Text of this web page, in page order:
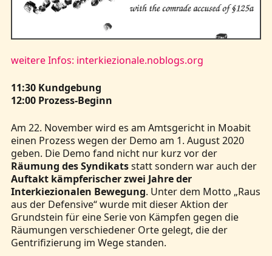
weitere Infos: interkiezionale.noblogs.org
11:30 Kundgebung
12:00 Prozess-Beginn
Am 22. November wird es am Amtsgericht in Moabit
einen Prozess wegen der Demo am 1. August 2020
geben. Die Demo fand nicht nur kurz vor der
Räumung des Syndikatsstatt sondern war auch der
Auftakt kämpferischer zwei Jahre der
Interkiezionalen Bewegung. Unter dem Motto „Raus
aus der Defensive“ wurde mit dieser Aktion der
Grundstein für eine Serie von Kämpfen gegen die
Räumungen verschiedener Orte gelegt, die der
Gentrifizierung im Wege standen.